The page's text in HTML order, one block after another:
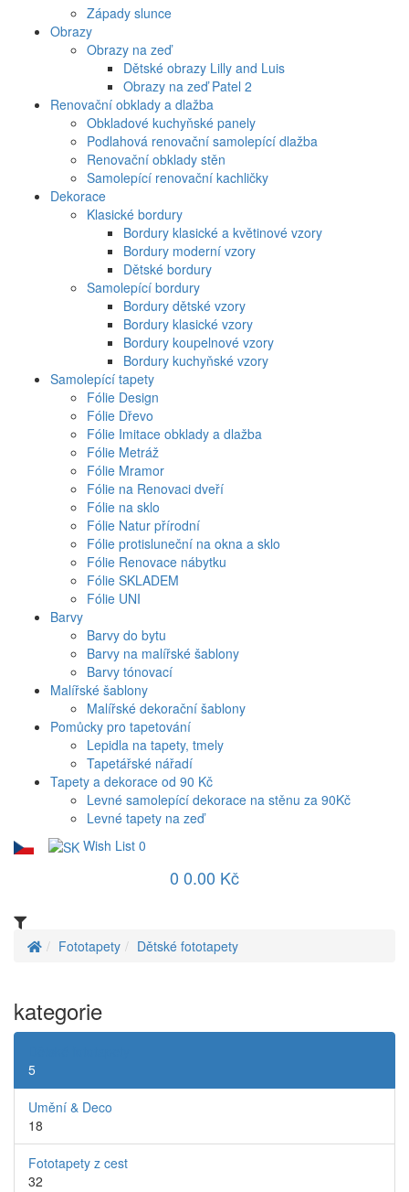
Západy slunce
Obrazy
Obrazy na zeď
Dětské obrazy Lilly and Luis
Obrazy na zeď Patel 2
Renovační obklady a dlažba
Obkladové kuchyňské panely
Podlahová renovační samolepící dlažba
Renovační obklady stěn
Samolepící renovační kachličky
Dekorace
Klasické bordury
Bordury klasické a květinové vzory
Bordury moderní vzory
Dětské bordury
Samolepící bordury
Bordury dětské vzory
Bordury klasické vzory
Bordury koupelnové vzory
Bordury kuchyňské vzory
Samolepící tapety
Fólie Design
Fólie Dřevo
Fólie Imitace obklady a dlažba
Fólie Metráž
Fólie Mramor
Fólie na Renovaci dveří
Fólie na sklo
Fólie Natur přírodní
Fólie protisluneční na okna a sklo
Fólie Renovace nábytku
Fólie SKLADEM
Fólie UNI
Barvy
Barvy do bytu
Barvy na malířské šablony
Barvy tónovací
Malířské šablony
Malířské dekorační šablony
Pomůcky pro tapetování
Lepidla na tapety, tmely
Tapetářské nářadí
Tapety a dekorace od 90 Kč
Levné samolepící dekorace na stěnu za 90Kč
Levné tapety na zeď
Wish List 0
0 0.00 Kč
Fototapety Dětské fototapety
kategorie
5
Umění & Deco
18
Fototapety z cest
32